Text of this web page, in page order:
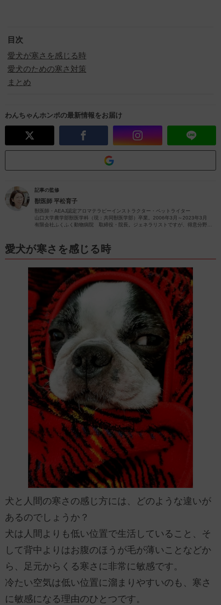
目次
愛犬が寒さを感じる時
愛犬のための寒さ対策
まとめ
わんちゃんホンポの最新情報をお届け
記事の監修
獣医師 平松育子
獣医師・AEAJ認定アロマテラピーインストラクター・ペットライター
山口大学農学部獣医学科（現：共同獣医学部）卒業。2006年3月～2023年3月
有限会社ふくふく動物病院 取締役・院長。ジェネラリストですが、得意分野は
むアロマに関する情報をお届けします。
愛犬が寒さを感じる時
犬と人間の寒さの感じ方には、どのような違いが
あるのでしょうか？
犬は人間よりも低い位置で生活していること、そ
して背中よりはお腹のほうが毛が薄いことなどか
ら、足元からくる寒さに非常に敏感です。
冷たい空気は低い位置に溜まりやすいのも、寒さ
に敏感になる理由のひとつです。